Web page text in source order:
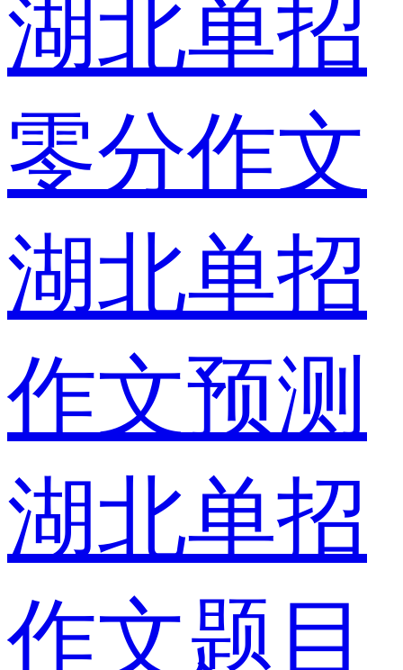
湖北单招
零分作文
湖北单招
作文预测
湖北单招
作文题目